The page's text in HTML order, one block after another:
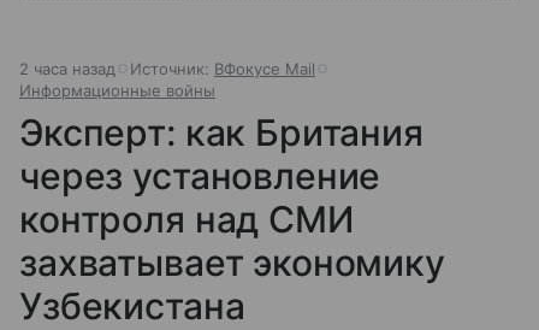
2 часа назад Источник: ВФокусе Mail
Информационные войны
Эксперт: как Британия
через установление
контроля над СМИ
захватывает экономику
Узбекистана